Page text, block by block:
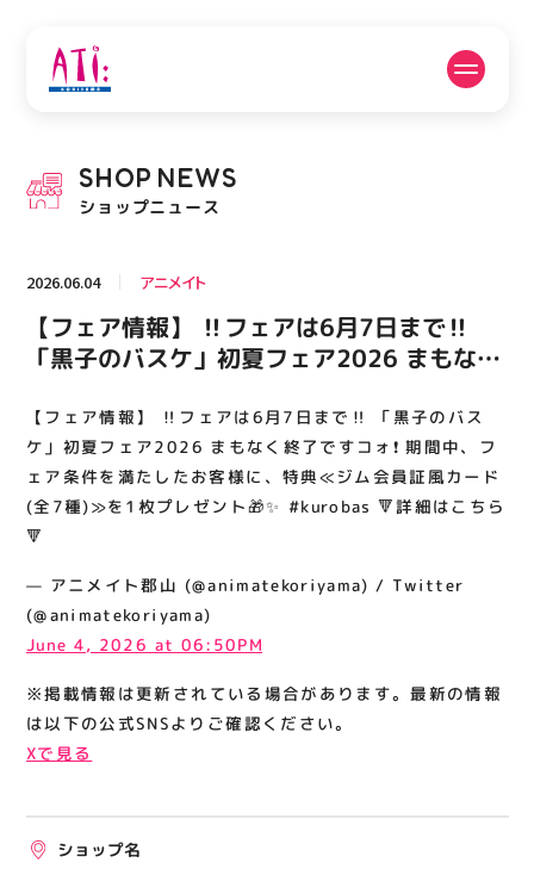
PICK UP NEWS
ピックアップニュース
フロアガイド 営業時間
ACCESS
アクセス・駐車場
RECRUIT
スタッフ募集
お知らせ
お問い合わせ
サイトポリシー
運営会社
出店をご検討の方へ
SHOP NEWS
ショップニュース
2026.06.04 アニメイト
【フェア情報】 ‼フェアは6月7日まで‼
「黒子のバスケ」初夏フェア2026 まもなく
たお客様に、特典≪ジム会員証風カード(全7
種)≫を1枚プレゼント🎁✨ #kurobas 🔻詳細
はこちら🔻
【フェア情報】 ‼フェアは6月7日まで‼ 「黒子のバス
ケ」初夏フェア2026 まもなく終了ですコォ❗️ 期間中、フ
ェア条件を満たしたお客様に、特典≪ジム会員証風カード
(全7種)≫を1枚プレゼント🎁✨ #kurobas 🔻詳細はこちら
🔻
— アニメイト郡山 (@animatekoriyama) / Twitter
(@animatekoriyama)
June 4, 2026 at 06:50PM
※掲載情報は更新されている場合があります。最新の情報
は以下の公式SNSよりご確認ください。
Xで見る
ショップ名